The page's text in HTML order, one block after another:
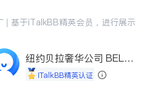
教育
非盈利组织
County & Orange
| 基于iTalkBB精英会员，进行展示
纽约贝拉奢华公司 BELL
A LUXE
iTalkBB精英认证